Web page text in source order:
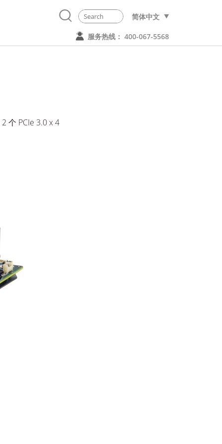
简体中文
服务热线： 400-067-5568
个 PCIe 3.0 x 4